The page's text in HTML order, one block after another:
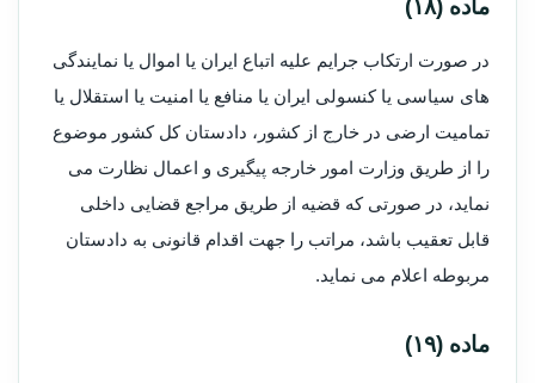
ماده (۱۸)
در صورت ارتکاب جرایم علیه اتباع ایران یا اموال یا نمایندگی
های سیاسی یا کنسولی ایران یا منافع یا امنیت یا استقلال یا
تمامیت ارضی در خارج از کشور، دادستان کل کشور موضوع
را از طریق وزارت امور خارجه پیگیری و اعمال نظارت می
نماید، در صورتی که قضیه از طریق مراجع قضایی داخلی
قابل تعقیب باشد، مراتب را جهت اقدام قانونی به دادستان
مربوطه اعلام می نماید.
ماده (۱۹)